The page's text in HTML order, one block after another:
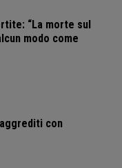
“La morte sul
modo come
con